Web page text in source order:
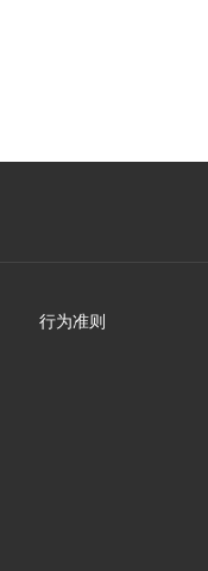
行为准则